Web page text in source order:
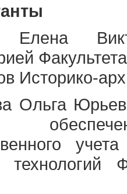
Елена
Историко-
Ольга
технологий